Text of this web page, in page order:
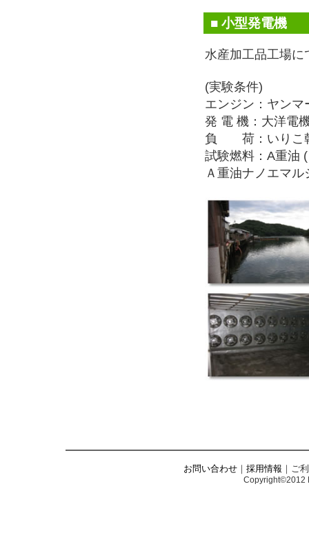
■ 小型発電機
水産加工品工場に
(実験条件)
エンジン：ヤン
発 電 機：大洋電
負 荷：いりこ
試験燃料：A重油
Ａ重油ナノエマ
お問い合わせ ｜ 採用情報 ｜ご
Copyright©2012